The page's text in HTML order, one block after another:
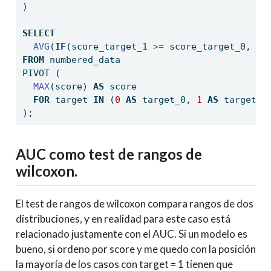
)
SELECT
AVG (IF(score_target_1 >= score_target_0,
FROM numbered_data
PIVOT (
MAX(score) AS score
FOR target IN (0 AS target_0, 1 AS
);
AUC como test de rangos de
wilcoxon.
El test de rangos de wilcoxon compara rangos de dos
distribuciones, y en realidad para este caso está
relacionado justamente con el AUC. Si un modelo es
bueno, si ordeno por score y me quedo con la posición
la mayoría de los casos con target = 1 tienen que